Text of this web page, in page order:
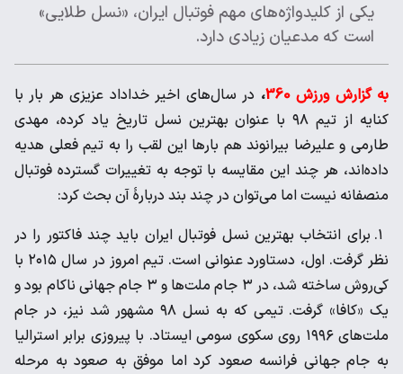
یکی از کلیدواژه‌های مهم فوتبال ایران، «نسل طلایی»
است که مدعیان زیادی دارد.
به گزارش ورزش 360 ، در سال‌های اخیر خداداد عزیزی هر بار با
کنایه از تیم ۹۸ با عنوان بهترین نسل تاریخ یاد کرده، مهدی
طارمی و علیرضا بیرانوند هم بارها این لقب را به تیم فعلی هدیه
داده‌اند، هر چند این مقایسه با توجه به تغییرات گسترده فوتبال
منصفانه نیست اما می‌توان در چند بند دربارۀ آن بحث کرد:
۱. برای انتخاب بهترین نسل فوتبال ایران باید چند فاکتور را در
نظر گرفت. اول، دستاورد عنوانی‌ است. تیم امروز در سال ۲۰۱۵ با
کی‌روش ساخته شد، در ۳ جام ملت‌ها و ۳ جام جهانی ناکام بود و
یک «کافا» گرفت. تیمی که به نسل ۹۸ مشهور شد نیز، در جام
ملت‌های ۱۹۹۶ روی سکوی سومی ایستاد. با پیروزی برابر استرالیا
به جام جهانی فرانسه صعود کرد اما موفق به صعود به مرحله